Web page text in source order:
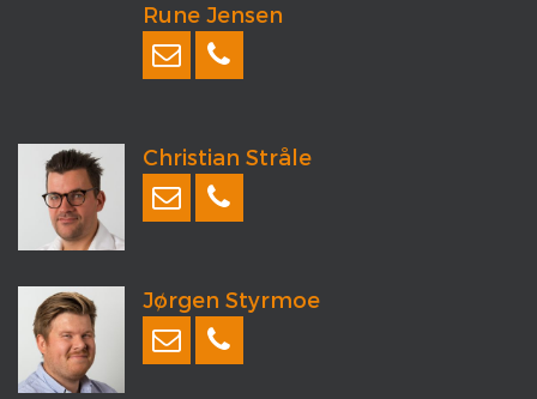
Rune Jensen
Christian Stråle
Jørgen Styrmoe